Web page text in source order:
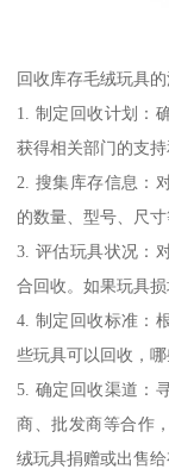
回收库存毛绒玩具
1. 制定回收计划：
获得相关部门的支持
2. 搜集库存信息：
的数量、型号、尺寸
3. 评估玩具状况：
合回收。如果玩具
4. 制定回收标准：
些玩具可以回收，哪
5. 确定回收渠道：
商、批发商等合作
绒玩具捐赠或出售给